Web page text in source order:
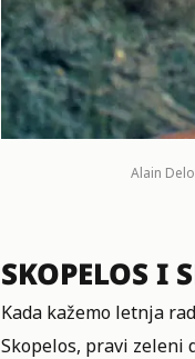
Alain
SKOPELOS I
Kada kažemo letnja
Skopelos, pravi zeleni